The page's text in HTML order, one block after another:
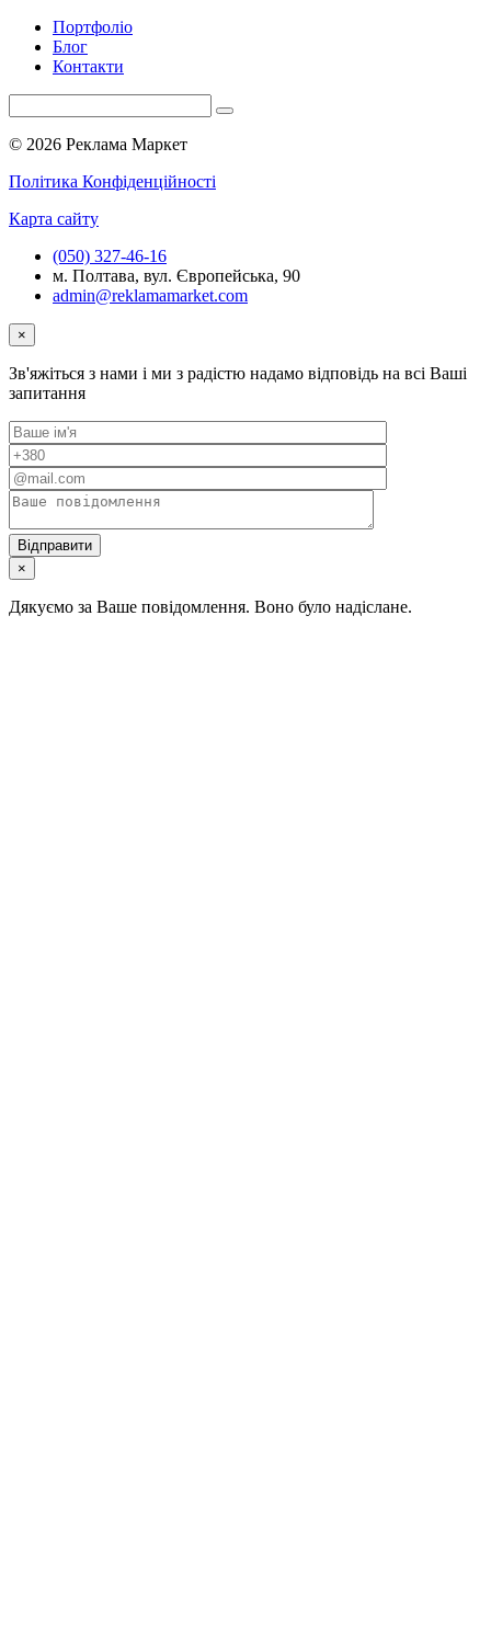
Портфоліо
Блог
Контакти
© 2026 Реклама Маркет
Політика Конфіденційності
Карта сайту
(050) 327-46-16
м. Полтава, вул. Європейська, 90
admin@reklamamarket.com
×
Зв'яжіться з нами і ми з радістю надамо відповідь на всі Ваші
запитання
×
Дякуємо за Ваше повідомлення. Воно було надіслане.